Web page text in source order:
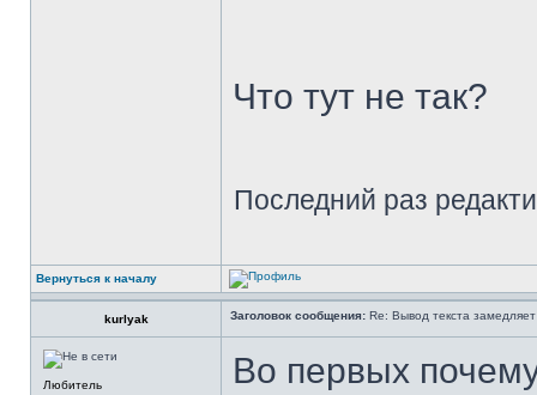
Что тут не так?
Последний раз
Вернуться к началу
kurlyak Заголовок сообщения: Re: Вывод текста
Любитель
Во первых